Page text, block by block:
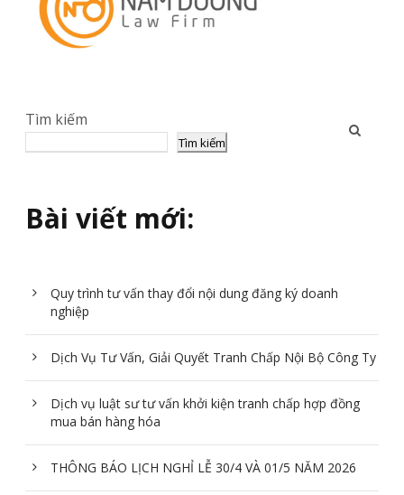
Tìm kiếm
Tìm kiếm
Bài viết mới:
Quy trình tư vấn thay đổi nội dung đăng ký doanh
nghiệp
Dịch Vụ Tư Vấn, Giải Quyết Tranh Chấp Nội Bộ Công Ty
Dịch vụ luật sư tư vấn khởi kiện tranh chấp hợp đồng
mua bán hàng hóa
THÔNG BÁO LỊCH NGHỈ LỄ 30/4 VÀ 01/5 NĂM 2026